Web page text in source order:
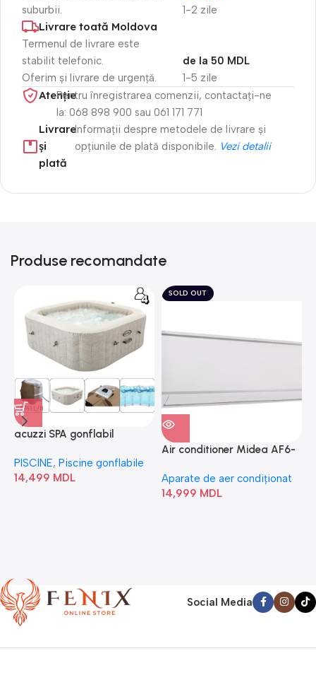
suburbii.
1-2 zile
Livrare toată Moldova
Termenul de livrare este
stabilit telefonic.
Oferim și livrare de urgență.
1-5 zile
de la 50 MDL
Atenție​Pentru înregistrarea comenzii, contactați-ne
la: 068 898 900 sau 061 171 771
Livrare
și
plată
Informații despre metodele de livrare și
opțiunile de plată disponibile. Vezi detalii
Produse recomandate
acuzzi SPA gonflabil
Bubble” 28446
PISCINE, Piscine gonflabile
14,499 MDL
SOLD OUT
Air conditioner Midea AF6-
Aparate de aer condiționat
14,999 MDL
Social Media